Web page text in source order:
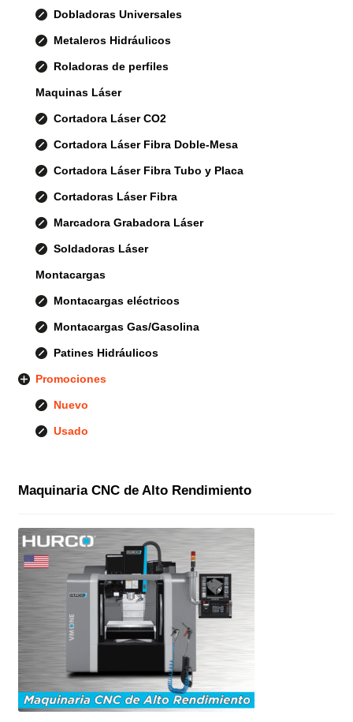
Dobladoras Universales
Metaleros Hidráulicos
Roladoras de perfiles
Maquinas Láser
Cortadora Láser CO2
Cortadora Láser Fibra Doble-Mesa
Cortadora Láser Fibra Tubo y Placa
Cortadoras Láser Fibra
Marcadora Grabadora Láser
Soldadoras Láser
Montacargas
Montacargas eléctricos
Montacargas Gas/Gasolina
Patines Hidráulicos
Promociones
Nuevo
Usado
Maquinaria CNC de Alto Rendimiento